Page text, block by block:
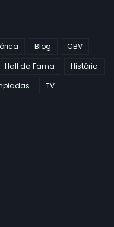
Blog
CBV
Hall da Fama
História
TV